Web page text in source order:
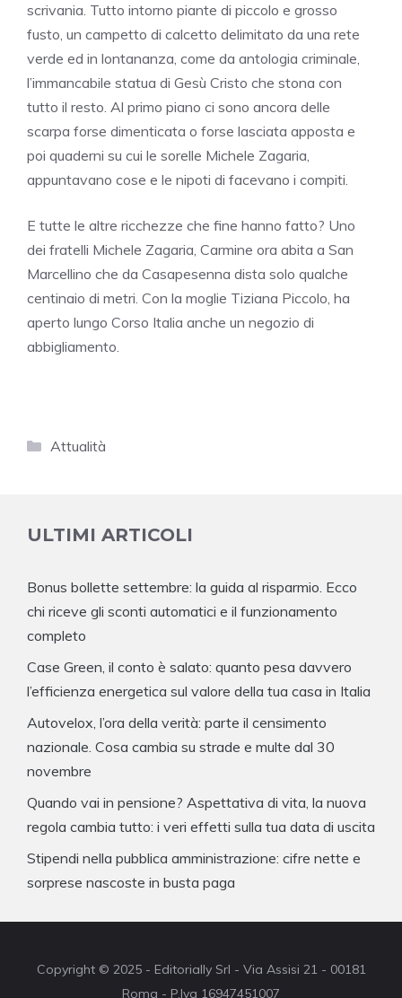
scrivania. Tutto intorno piante di piccolo e grosso
fusto, un campetto di calcetto delimitato da una rete
verde ed in lontananza, come da antologia criminale,
l’immancabile statua di Gesù Cristo che stona con
tutto il resto. Al primo piano ci sono ancora delle
scarpa forse dimenticata o forse lasciata apposta e
poi quaderni su cui le sorelle Michele Zagaria,
appuntavano cose e le nipoti di facevano i compiti.
E tutte le altre ricchezze che fine hanno fatto? Uno
dei fratelli Michele Zagaria, Carmine ora abita a San
Marcellino che da Casapesenna dista solo qualche
centinaio di metri. Con la moglie Tiziana Piccolo, ha
aperto lungo Corso Italia anche un negozio di
abbigliamento.
Categorie
Attualità
ULTIMI ARTICOLI
Bonus bollette settembre: la guida al risparmio. Ecco
chi riceve gli sconti automatici e il funzionamento
completo
Case Green, il conto è salato: quanto pesa davvero
l’efficienza energetica sul valore della tua casa in Italia
Autovelox, l’ora della verità: parte il censimento
nazionale. Cosa cambia su strade e multe dal 30
novembre
Quando vai in pensione? Aspettativa di vita, la nuova
regola cambia tutto: i veri effetti sulla tua data di uscita
Stipendi nella pubblica amministrazione: cifre nette e
sorprese nascoste in busta paga
Copyright © 2025 - Editorially Srl - Via Assisi 21 - 00181
Roma - P.Iva 16947451007